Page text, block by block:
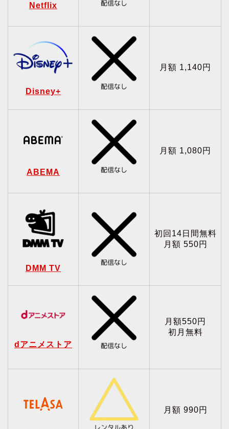
Netflix
Disney+
月額 1,140円
ABEMA
月額 1,080円
DMM TV
初回14日間無料
月額 550円
dアニメストア
月額550円
初月無料
月額 990円